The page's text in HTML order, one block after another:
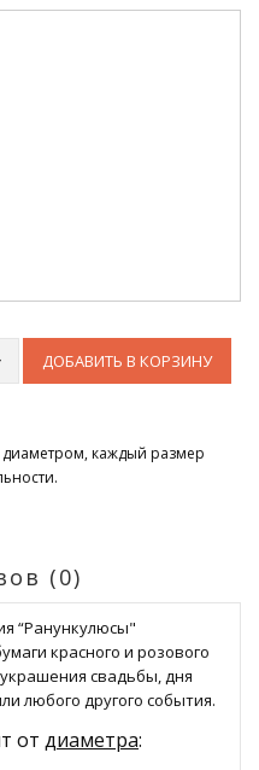
ДОБАВИТЬ В КОРЗИНУ
диаметром, каждый размер
(0)
“Ранункулюсы"
красного и розового
свадьбы, дня
любого другого события.
от диаметра: